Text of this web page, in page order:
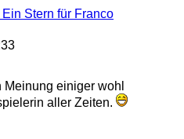
Ein Stern für Franco
einiger wohl
aller Zeiten.